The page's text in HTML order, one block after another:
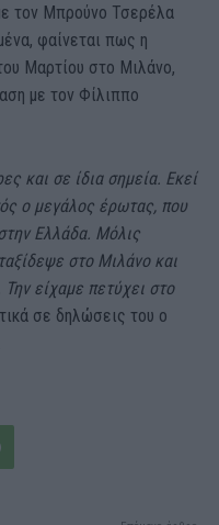
τον Μπρούνο Τσερέλα
φαίνεται πως η
Μαρτίου στο Μιλάνο,
με τον Φίλιππο
και σε ίδια σημεία. Εκεί
ο μεγάλος έρωτας, που
Ελλάδα. Μόλις
στο Μιλάνο και
είχαμε πετύχει στο
σε δηλώσεις του ο